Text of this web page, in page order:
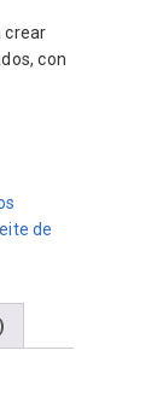
crear
con
de